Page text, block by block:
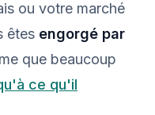
ou votre marché
êtes engorgé par
que beaucoup
ce qu'il